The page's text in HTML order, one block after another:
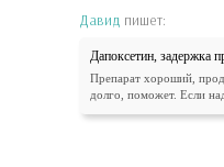
Давид пишет:
Дапоксетин, задержка
Препарат хороший,
долго, поможет. Если